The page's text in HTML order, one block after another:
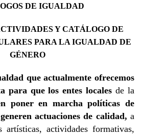
DE IGUALDAD
Y CATÁLOGO DE
PARA LA IGUALDAD DE
GÉNERO
que actualmente ofrecemos
para que los entes locales de la
poner en marcha políticas de
actuaciones de calidad, a
artísticas, actividades formativas,